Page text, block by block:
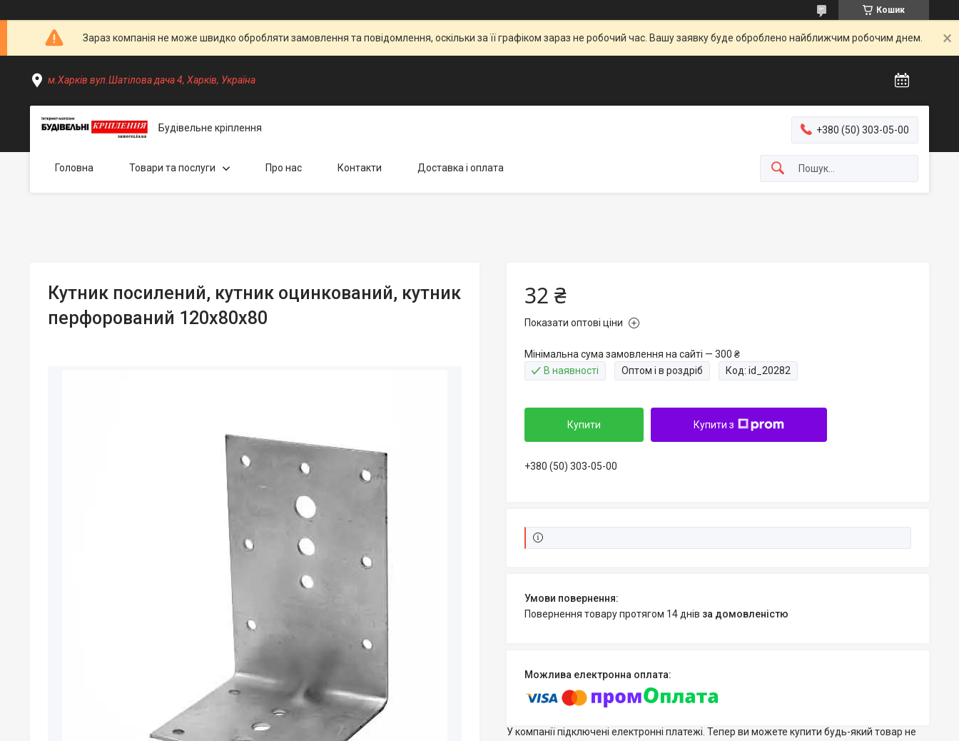
Кошик
Зараз компанія не може швидко обробляти замовлення та повідомлення, оскільки за її графіком зараз не робочий час. Вашу заявку буде оброблено найближчим робочим днем.
м.Харків вул.Шатілова дача 4, Харків, Україна
Будівельне кріплення +380 (50) 303-05-00
Головна Товари та послуги Про нас Контакти Доставка і оплата
Кутник посилений, кутник оцинкований, кутник
перфорований 120х80х80
32 ₴
Показати оптові ціни
Мінімальна сума замовлення на сайті — 300 ₴
В наявності
Оптом і в роздріб Код: id_20282
Купити Купити з
+380 (50) 303-05-00
повернення товару протягом 14 днів за домовленістю
У компанії підключені електронні платежі. Тепер ви можете купити будь-який товар не